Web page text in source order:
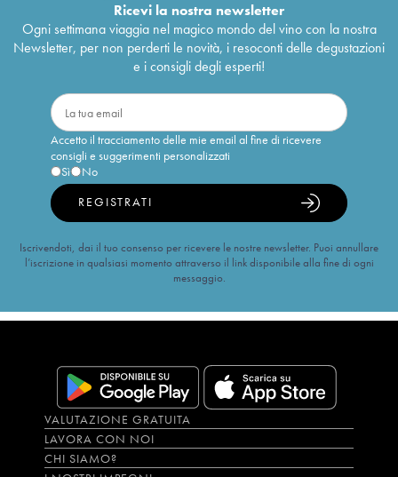
Ricevi la nostra newsletter
Ogni settimana viaggia nel magico mondo del vino con la nostra
Newsletter, per non perderti le novità, i resoconti delle degustazioni
e i consigli degli esperti!
Accetto il tracciamento delle mie email al fine di ricevere
consigli e suggerimenti personalizzati
Sì
No
REGISTRATI
Iscrivendoti, dai il tuo consenso per ricevere le nostre newsletter. Puoi annullare
l’iscrizione in qualsiasi momento attraverso il link disponibile alla fine di ogni
messaggio.
VALUTAZIONE GRATUITA
LAVORA CON NOI
CHI SIAMO?